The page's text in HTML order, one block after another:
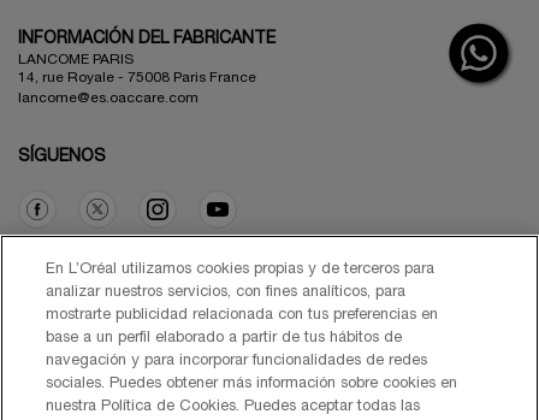
INFORMACIÓN DEL FABRICANTE
LANCOME PARIS
14, rue Royale - 75008 Paris France
lancome@es.oaccare.com
SÍGUENOS
Opción de compra
€ - ES (ES)
En L’Oréal utilizamos cookies propias y de terceros para
analizar nuestros servicios, con fines analíticos, para
mostrarte publicidad relacionada con tus preferencias en
base a un perfil elaborado a partir de tus hábitos de
navegación y para incorporar funcionalidades de redes
sociales. Puedes obtener más información sobre cookies en
nuestra Política de Cookies. Puedes aceptar todas las